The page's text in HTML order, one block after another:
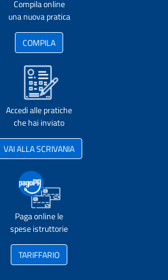
Compila online
una nuova pratica
COMPILA
Accedi alle pratiche
che hai inviato
VAI ALLA SCRIVANIA
Paga online le
spese istruttorie
TARIFFARIO